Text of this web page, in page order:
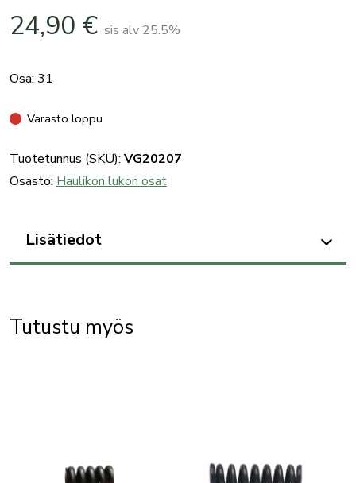
24,90 € sis alv 25.5%
Osa: 31
Varasto loppu
Tuotetunnus (SKU): VG20207
Osasto: Haulikon lukon osat
Lisätiedot
Tutustu myös